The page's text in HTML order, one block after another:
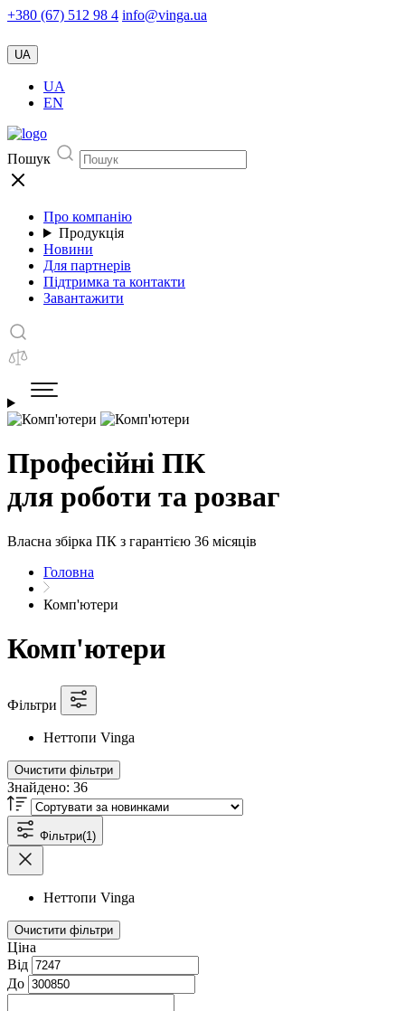
+380 (67) 512 98 4 info@vinga.ua
UA
UA
EN
Пошук
Про компанію
Продукція
Новини
Для партнерів
Підтримка та контакти
Завантажити
Професійні ПК
для роботи та розваг
Власна збірка ПК з гарантією 36 місяців
Головна
Комп'ютери
Комп'ютери
Фільтри
Неттопи Vinga
Очистити фільтри
Знайдено: 36
Фільтри(1)
Неттопи Vinga
Очистити фільтри
Ціна
Від
До